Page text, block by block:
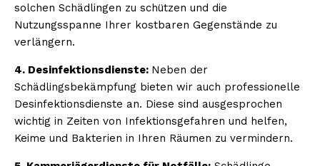
solchen Schädlingen zu schützen und die
Nutzungsspanne Ihrer kostbaren Gegenstände zu
verlängern.
4. Desinfektionsdienste: Neben der
Schädlingsbekämpfung bieten wir auch professionelle
Desinfektionsdienste an. Diese sind ausgesprochen
wichtig in Zeiten von Infektionsgefahren und helfen,
Keime und Bakterien in Ihren Räumen zu vermindern.